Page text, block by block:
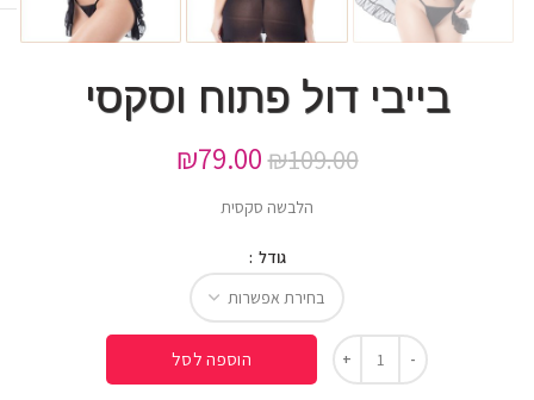
בייבי דול פתוח וסקסי
₪109.00
₪79.00
הלבשה סקסית
גודל
הוספה לסל